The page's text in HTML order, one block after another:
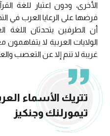
الأخرى، ودون اعتبار للغة
فرضها على الرعايا العرب في
أن الطرفين يتحدثان اللغة
الولايات العربية لا يتفاهمون
غريبة لا تنم إلا عن التعصب
تتريك الأسماء
تيمورلنك وجنكيز